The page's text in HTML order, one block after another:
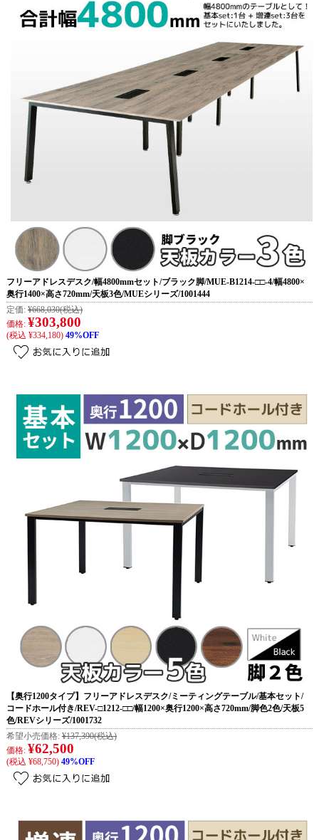
フリーアドレスデスク/幅4800mmセット/ブラック脚/MUE-B1214-□□-4/幅4800×
奥行1400×高さ720mm/天板3色/MUEシリーズ/1001444
定価: ¥668,030(税込)
価格: ¥303,800
(税込 ¥334,180) 49%OFF
【奥行1200タイプ】フリーアドレスデスク/ミーティングテーブル/基本セット/
コードホール付き/REV-□1212-□□/幅1200×奥行1200×高さ720mm/脚色2色/天板5
色/REVシリーズ/1001732
希望小売価格: ¥137,390(税込)
価格: ¥62,500
(税込 ¥68,750) 49%OFF